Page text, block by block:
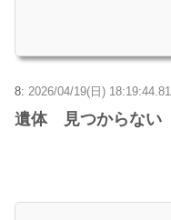
8: 2026/04/19(日)
遺体 見つからな